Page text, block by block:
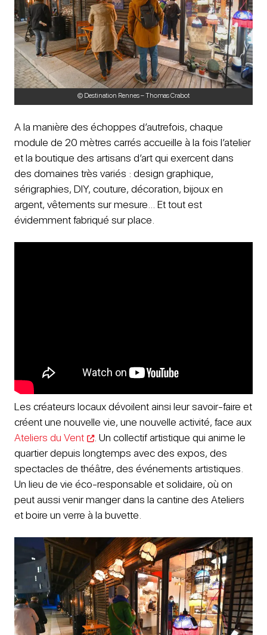
© Destination Rennes – Thomas Crabot
A la manière des échoppes d’autrefois, chaque
module de 20 mètres carrés accueille à la fois l’atelier
et la boutique des artisans d’art qui exercent dans
des domaines très variés : design graphique,
sérigraphies, DIY, couture, décoration, bijoux en
argent, vêtements sur mesure… Et tout est
évidemment fabriqué sur place.
Les créateurs locaux dévoilent ainsi leur savoir-faire et
créent une nouvelle vie, une nouvelle activité, face aux
Ateliers du Vent
. Un collectif artistique qui anime le
quartier depuis longtemps avec des expos, des
spectacles de théâtre, des événements artistiques.
Un lieu de vie éco-responsable et solidaire, où on
peut aussi venir manger dans la cantine des Ateliers
et boire un verre à la buvette.